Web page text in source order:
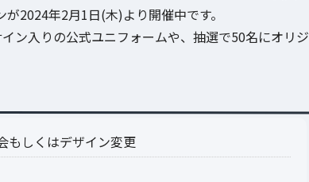
2024年2月1日(木)より開催中です。
ン入りの公式ユニフォームや、抽選で50名にオリジ
もしくはデザイン変更